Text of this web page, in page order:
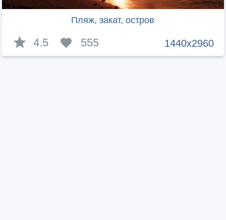
Пляж, закат, остров
1440x2960
4.5 555